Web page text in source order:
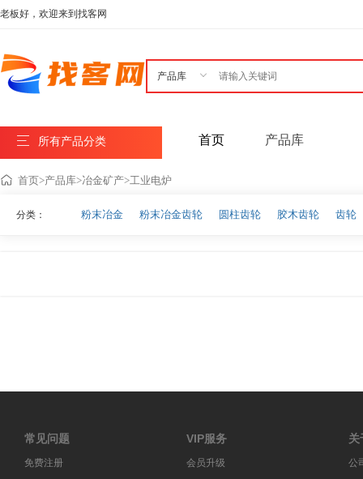
老板好，欢迎来到找客网
 所有产品分类 首页 产品库
首页>产品库>冶金矿产>工业电炉
分类： 粉末冶金 粉末冶金齿轮 圆柱齿轮 胶木齿轮
齿轮
常见问题
免费注册
VIP服务
会员升级
关
公